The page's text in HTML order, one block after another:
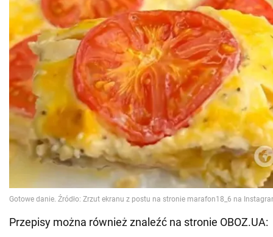
Przepisy można również znaleźć na stronie OBOZ.UA: